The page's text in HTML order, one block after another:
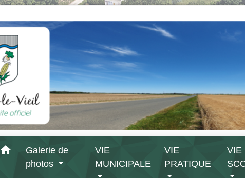
home
Galerie de
photos
VIE
MUNICIPALE
VIE
PRATIQUE
VIE